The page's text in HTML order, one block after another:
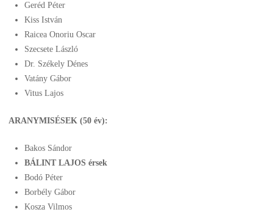
Geréd Péter
Kiss István
Raicea Onoriu Oscar
Szecsete László
Dr. Székely Dénes
Vatány Gábor
Vitus Lajos
ARANYMISÉSEK (50 év):
Bakos Sándor
BÁLINT LAJOS érsek
Bodó Péter
Borbély Gábor
Kosza Vilmos